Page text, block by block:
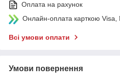
Оплата на рахунок
Онлайн-оплата карткою
Всі умови оплати
Умови повернення